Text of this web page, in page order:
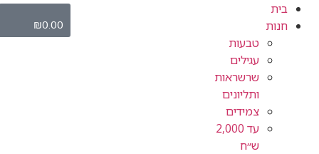
בית
חנות
טבעות
עגילים
שרשראות
ותליונים
צמידים
עד 2,000
ש״ח
₪0.00